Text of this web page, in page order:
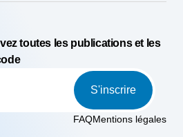
toutes les publications et les
S'inscrire
FAQMentions légales